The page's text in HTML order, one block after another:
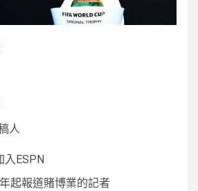
人
入ESPN
起報道賭博業的記者